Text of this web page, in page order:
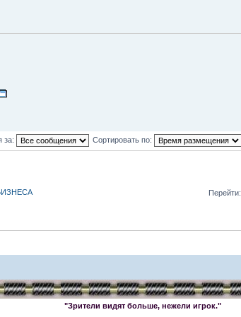
за: Сортировать по:
Перейти:
"Зрители видят больше, нежели игрок."